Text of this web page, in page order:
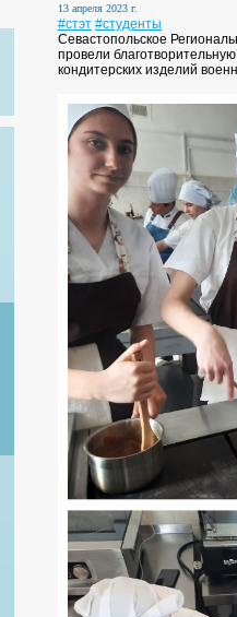
13 апреля 2023 г.
#стэт #студенты
Севастопольское
провели
кондитерских изделий